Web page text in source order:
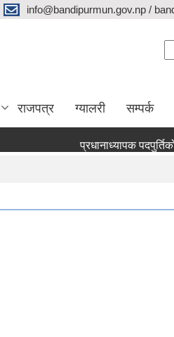
info@bandipurmun.gov.np /
राजपत्र ग्यालरी सम्पर्क
प्रधानाध्यापक पदपुर्तिको